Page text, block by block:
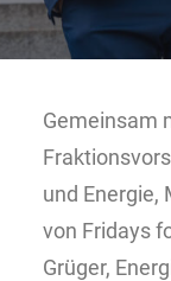
Gemeinsam
und Energie,
von Fridays
Grüger,